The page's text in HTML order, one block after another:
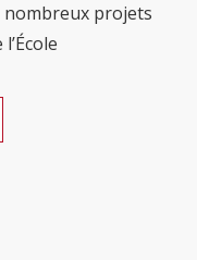
nombreux projets